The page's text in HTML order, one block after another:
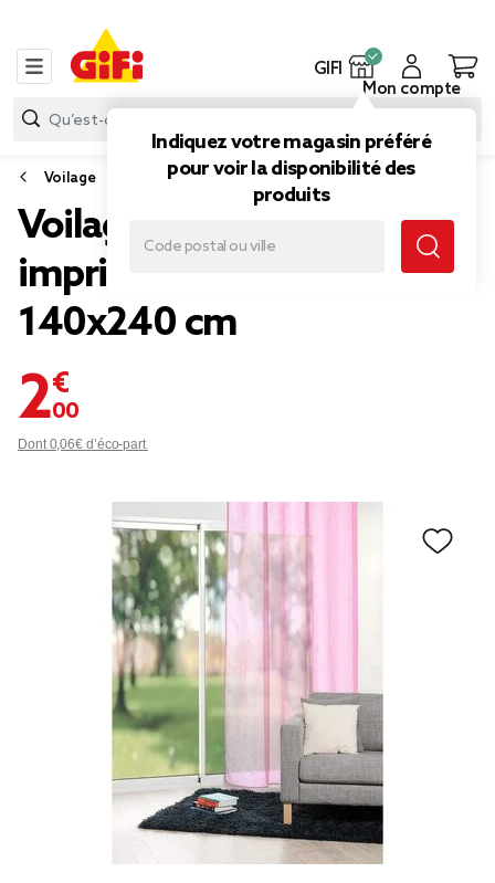
GIFI
Indiquez votre magasin préféré
pour voir la disponibilité des
produits
Mon compte
Voilage
Voilage à oeillets rose
imprimé arabesque
140x240 cm
2,00 €
Dont 0,06€ d’éco-part